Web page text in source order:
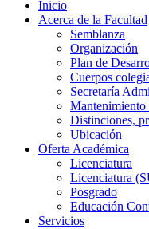
Inicio
Acerca de la Facultad
Semblanza
Organización
Plan de
Cuerpos
Secretaría
Mantenimiento
Distinciones,
Ubicación
Oferta Académica
Licenciatura
Licenciatura
Posgrado
Educación
Servicios